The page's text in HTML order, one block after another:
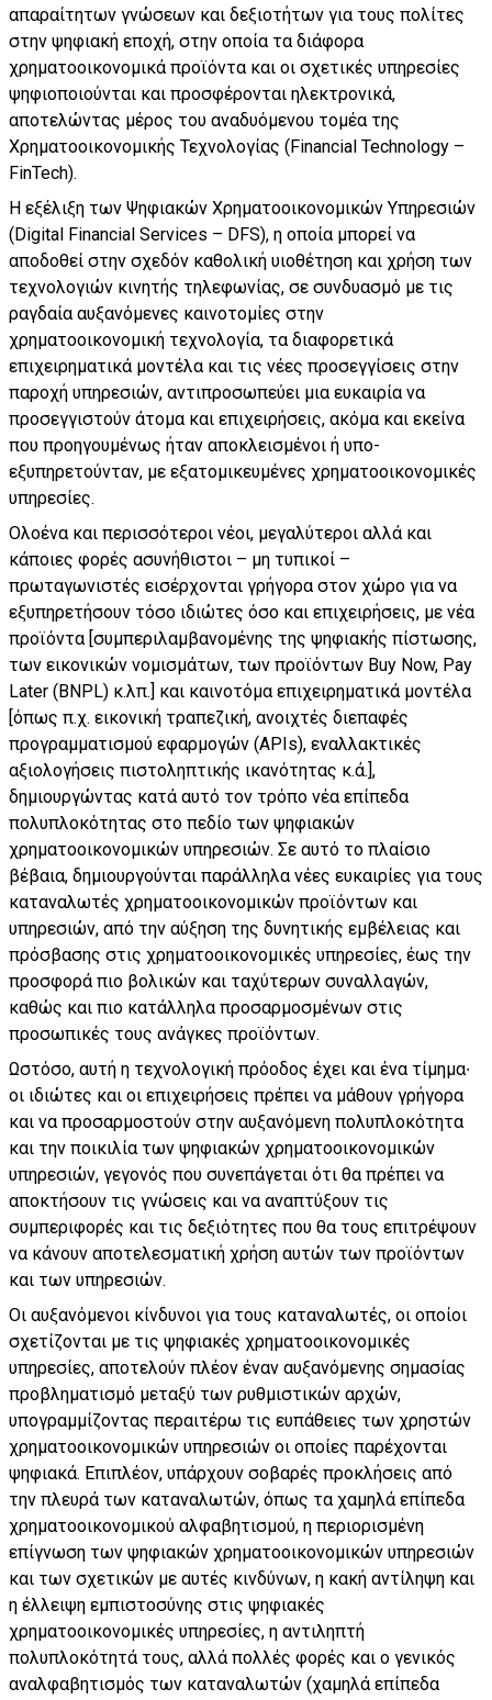
απαραίτητων γνώσεων και δεξιοτήτων για τους πολίτες
στην ψηφιακή εποχή, στην οποία τα διάφορα
χρηματοοικονομικά προϊόντα και οι σχετικές υπηρεσίες
ψηφιοποιούνται και προσφέρονται ηλεκτρονικά,
αποτελώντας μέρος του αναδυόμενου τομέα της
Χρηματοοικονομικής Τεχνολογίας (Financial Technology –
FinTech).
Η εξέλιξη των Ψηφιακών Χρηματοοικονομικών Υπηρεσιών
(Digital Financial Services – DFS), η οποία μπορεί να
αποδοθεί στην σχεδόν καθολική υιοθέτηση και χρήση των
τεχνολογιών κινητής τηλεφωνίας, σε συνδυασμό με τις
ραγδαία αυξανόμενες καινοτομίες στην
χρηματοοικονομική τεχνολογία, τα διαφορετικά
επιχειρηματικά μοντέλα και τις νέες προσεγγίσεις στην
παροχή υπηρεσιών, αντιπροσωπεύει μια ευκαιρία να
προσεγγιστούν άτομα και επιχειρήσεις, ακόμα και εκείνα
που προηγουμένως ήταν αποκλεισμένοι ή υπο-
εξυπηρετούνταν, με εξατομικευμένες χρηματοοικονομικές
υπηρεσίες.
Ολοένα και περισσότεροι νέοι, μεγαλύτεροι αλλά και
κάποιες φορές ασυνήθιστοι – μη τυπικοί –
πρωταγωνιστές εισέρχονται γρήγορα στον χώρο για να
εξυπηρετήσουν τόσο ιδιώτες όσο και επιχειρήσεις, με νέα
προϊόντα [συμπεριλαμβανομένης της ψηφιακής πίστωσης,
των εικονικών νομισμάτων, των προϊόντων Buy Now, Pay
Later (BNPL) κ.λπ.] και καινοτόμα επιχειρηματικά μοντέλα
[όπως π.χ. εικονική τραπεζική, ανοιχτές διεπαφές
προγραμματισμού εφαρμογών (APIs), εναλλακτικές
αξιολογήσεις πιστοληπτικής ικανότητας κ.ά.],
δημιουργώντας κατά αυτό τον τρόπο νέα επίπεδα
πολυπλοκότητας στο πεδίο των ψηφιακών
χρηματοοικονομικών υπηρεσιών. Σε αυτό το πλαίσιο
βέβαια, δημιουργούνται παράλληλα νέες ευκαιρίες για τους
καταναλωτές χρηματοοικονομικών προϊόντων και
υπηρεσιών, από την αύξηση της δυνητικής εμβέλειας και
πρόσβασης στις χρηματοοικονομικές υπηρεσίες, έως την
προσφορά πιο βολικών και ταχύτερων συναλλαγών,
καθώς και πιο κατάλληλα προσαρμοσμένων στις
προσωπικές τους ανάγκες προϊόντων.
Ωστόσο, αυτή η τεχνολογική πρόοδος έχει και ένα τίμημα∙
οι ιδιώτες και οι επιχειρήσεις πρέπει να μάθουν γρήγορα
και να προσαρμοστούν στην αυξανόμενη πολυπλοκότητα
και την ποικιλία των ψηφιακών χρηματοοικονομικών
υπηρεσιών, γεγονός που συνεπάγεται ότι θα πρέπει να
αποκτήσουν τις γνώσεις και να αναπτύξουν τις
συμπεριφορές και τις δεξιότητες που θα τους επιτρέψουν
να κάνουν αποτελεσματική χρήση αυτών των προϊόντων
και των υπηρεσιών.
Οι αυξανόμενοι κίνδυνοι για τους καταναλωτές, οι οποίοι
σχετίζονται με τις ψηφιακές χρηματοοικονομικές
υπηρεσίες, αποτελούν πλέον έναν αυξανόμενης σημασίας
προβληματισμό μεταξύ των ρυθμιστικών αρχών,
υπογραμμίζοντας περαιτέρω τις ευπάθειες των χρηστών
χρηματοοικονομικών υπηρεσιών οι οποίες παρέχονται
ψηφιακά. Επιπλέον, υπάρχουν σοβαρές προκλήσεις από
την πλευρά των καταναλωτών, όπως τα χαμηλά επίπεδα
χρηματοοικονομικού αλφαβητισμού, η περιορισμένη
επίγνωση των ψηφιακών χρηματοοικονομικών υπηρεσιών
και των σχετικών με αυτές κινδύνων, η κακή αντίληψη και
η έλλειψη εμπιστοσύνης στις ψηφιακές
χρηματοοικονομικές υπηρεσίες, η αντιληπτή
πολυπλοκότητά τους, αλλά πολλές φορές και ο γενικός
αναλφαβητισμός των καταναλωτών (χαμηλά επίπεδα